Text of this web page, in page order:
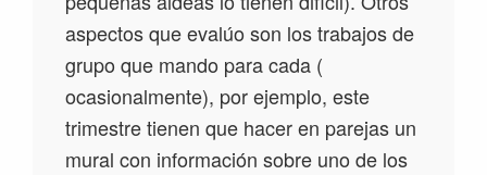
aspectos que evalúo son los trabajos de
grupo que mando para cada (
ocasionalmente), por ejemplo, este
trimestre tienen que hacer en parejas un
mural con información sobre uno de los